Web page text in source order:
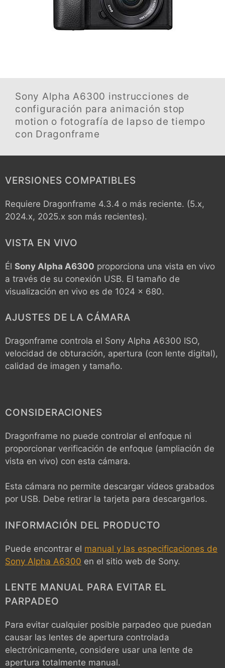
Sony Alpha A6300 instrucciones de
configuración para animación stop
motion o fotografía de lapso de tiempo
con Dragonframe
VERSIONES COMPATIBLES
Requiere Dragonframe 4.3.4 o más reciente. (5.x,
2024.x, 2025.x son más recientes).
VISTA EN VIVO
Él Sony Alpha A6300 proporciona una vista en vivo
a través de su conexión USB. El tamaño de
visualización en vivo es de 1024 x 680.
AJUSTES DE LA CÁMARA
Dragonframe controla el Sony Alpha A6300 ISO,
velocidad de obturación, apertura (con lente digital),
calidad de imagen y tamaño.
CONSIDERACIONES
Dragonframe no puede controlar el enfoque ni
proporcionar verificación de enfoque (ampliación de
vista en vivo) con esta cámara.
Esta cámara no permite descargar vídeos grabados
por USB. Debe retirar la tarjeta para descargarlos.
INFORMACIÓN DEL PRODUCTO
Puede encontrar el manual y las especificaciones de
Sony Alpha A6300 en el sitio web de Sony.
LENTE MANUAL PARA EVITAR EL
PARPADEO
Para evitar cualquier posible parpadeo que puedan
causar las lentes de apertura controlada
electrónicamente, considere usar una lente de
apertura totalmente manual.